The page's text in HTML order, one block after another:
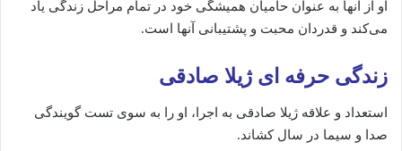
او از آنها به عنوان حامیان همیشگی خود در تمام مراحل زندگی یاد
می‌کند و قدردان محبت و پشتیبانی آنها است.
زندگی حرفه ای ژیلا صادقی
استعداد و علاقه ژیلا صادقی به اجرا، او را به سوی تست گویندگی
صدا و سیما در سال کشاند.